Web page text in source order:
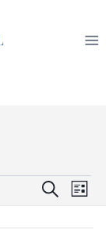
de
Buscar
de
Lista